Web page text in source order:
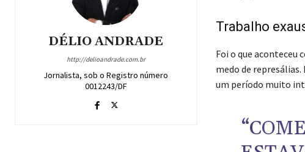
DÉLIO ANDRADE
http://delioandrade.com.br
Jornalista, sob o Registro número
0012243/DF
Trabalho
Foi o que aconteceu
medo de
um período muito